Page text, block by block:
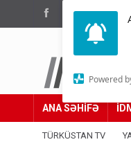
Powered
Adımız
ANA SƏHİFƏ
TÜRKÜSTAN TV